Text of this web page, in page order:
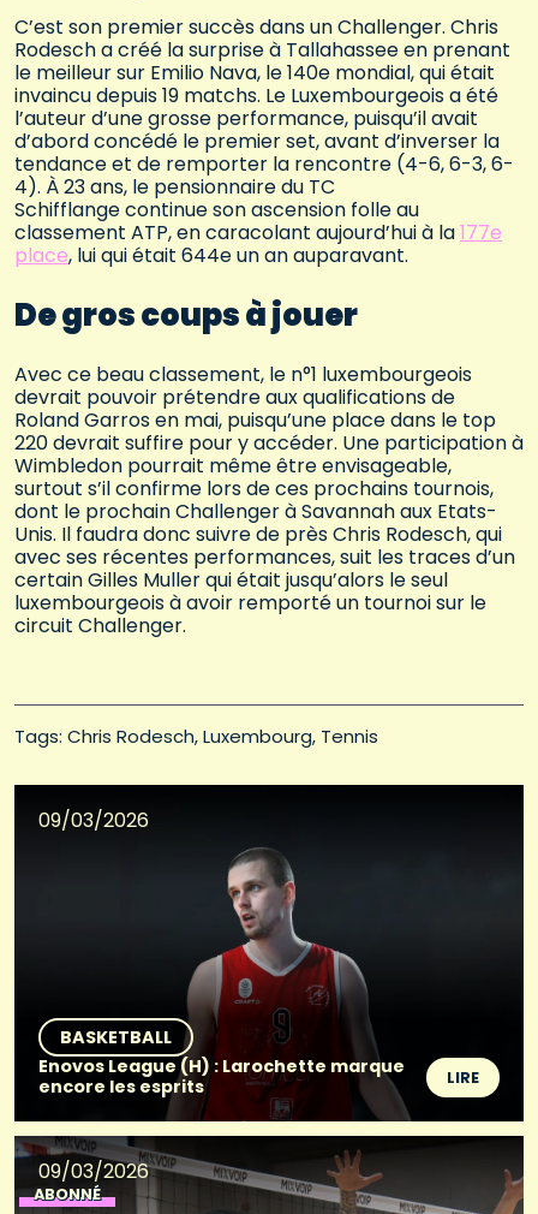
C’est son premier succès dans un Challenger. Chris
Rodesch a créé la surprise à Tallahassee en prenant
le meilleur sur Emilio Nava, le 140e mondial, qui était
invaincu depuis 19 matchs. Le Luxembourgeois a été
l’auteur d’une grosse performance, puisqu’il avait
d’abord concédé le premier set, avant d’inverser la
tendance et de remporter la rencontre (4-6, 6-3, 6-
4). À 23 ans, le pensionnaire du TC
Schifflange continue son ascension folle au
classement ATP, en caracolant aujourd’hui à la177e
place, lui qui était 644e un an auparavant.
De gros coups à jouer
Avec ce beau classement, le n°1 luxembourgeois
devrait pouvoir prétendre aux qualifications de
Roland Garros en mai, puisqu’une place dans le top
220 devrait suffire pour y accéder. Une participation à
Wimbledon pourrait même être envisageable,
surtout s’il confirme lors de ces prochains tournois,
dont le prochain Challenger à Savannah aux Etats-
Unis. Il faudra donc suivre de près Chris Rodesch, qui
avec ses récentes performances, suit les traces d’un
certain Gilles Muller qui était jusqu’alors le seul
luxembourgeois à avoir remporté un tournoi sur le
circuit Challenger.
Tags: Chris Rodesch Luxembourg Tennis
09/03/2026
BASKETBALL
Enovos League (H) : Larochette marque
encore les esprits
LIRE
09/03/2026
ABONNÉ